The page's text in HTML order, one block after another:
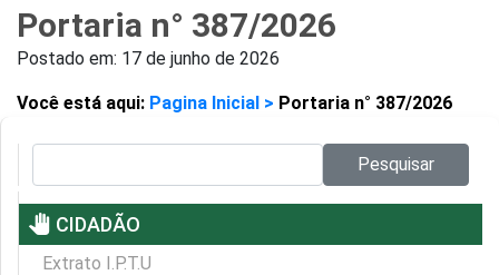
Portaria n° 387/2026
Postado em: 17 de junho de 2026
Você está aqui: Pagina Inicial > Portaria n° 387/2026
Pesquisar
pan_tool CIDADÃO
Extrato I.P.T.U